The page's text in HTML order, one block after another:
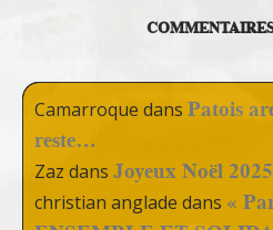
Camarroque dans Patois
reste…
Zaz dans Joyeux Noël 2025
christian anglade dans «